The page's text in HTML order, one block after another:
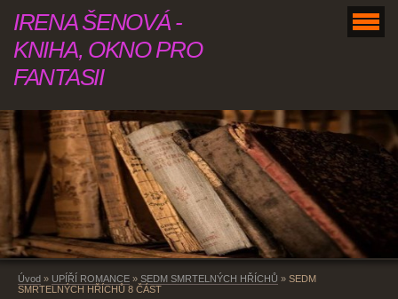
IRENA ŠENOVÁ -
KNIHA, OKNO PRO
FANTASII
Úvod » UPÍŘÍ ROMANCE » SEDM SMRTELNÝCH HŘÍCHŮ » SEDM
SMRTELNÝCH HŘÍCHŮ 8 ČÁST